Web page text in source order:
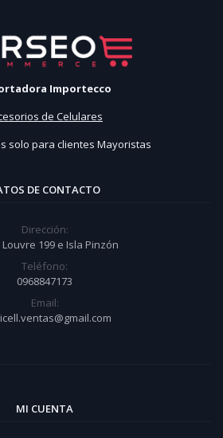
Importecco
de Celulares
solo para clientes Mayoristas
DE CONTACTO
Dirección:
Louvre 199 e Isla Pinzón
Teléfono:
0968847173
Email:
MI CUENTA